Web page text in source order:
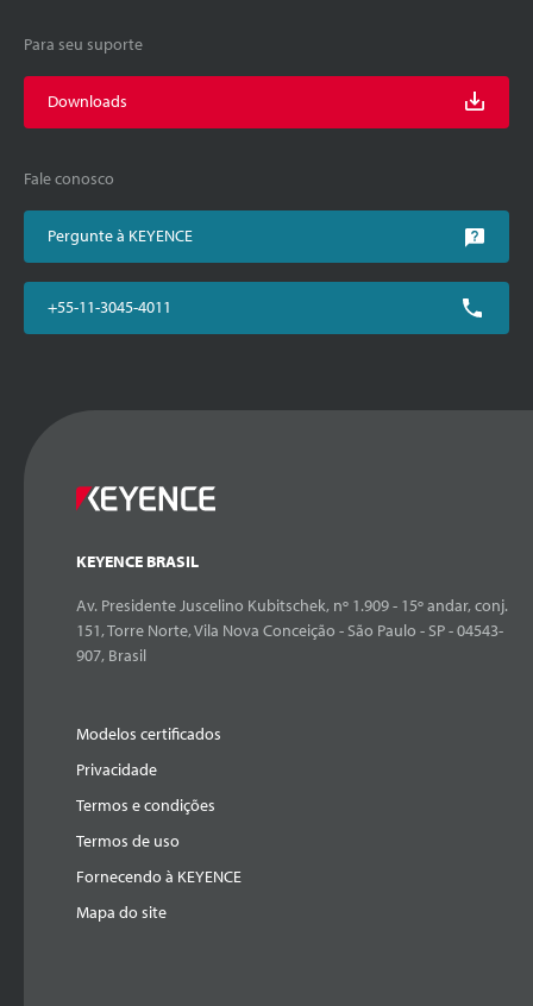
Para seu suporte
Downloads
Fale conosco
Pergunte à KEYENCE
+55-11-3045-4011
KEYENCE BRASIL
Av. Presidente Juscelino Kubitschek, nº 1.909 - 15º andar, conj.
151, Torre Norte, Vila Nova Conceição - São Paulo - SP - 04543-
907, Brasil
Modelos certificados
Privacidade
Termos e condições
Termos de uso
Fornecendo à KEYENCE
Mapa do site